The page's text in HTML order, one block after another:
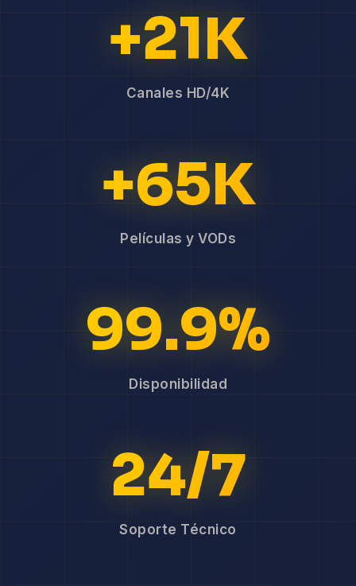
+21K
Canales HD/4K
+65K
Películas y VODs
99.9%
Disponibilidad
24/7
Soporte Técnico